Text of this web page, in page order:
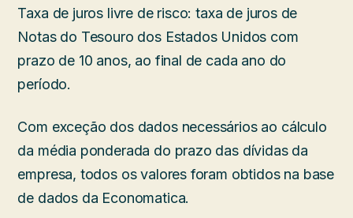
Taxa de juros livre de risco: taxa de juros de
Notas do Tesouro dos Estados Unidos com
prazo de 10 anos, ao final de cada ano do
período.
Com exceção dos dados necessários ao cálculo
da média ponderada do prazo das dívidas da
empresa, todos os valores foram obtidos na base
de dados da Economatica.